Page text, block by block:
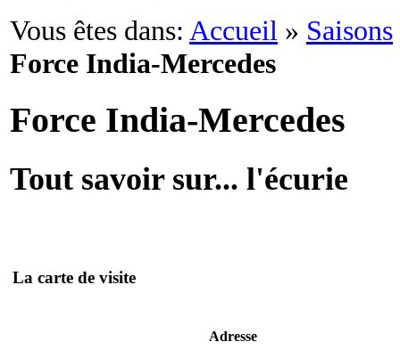
Vous êtes dans: Accueil » Saisons
Force India-Mercedes
Force India-Mercedes
Tout savoir sur... l'écurie
La carte de visite
Adresse